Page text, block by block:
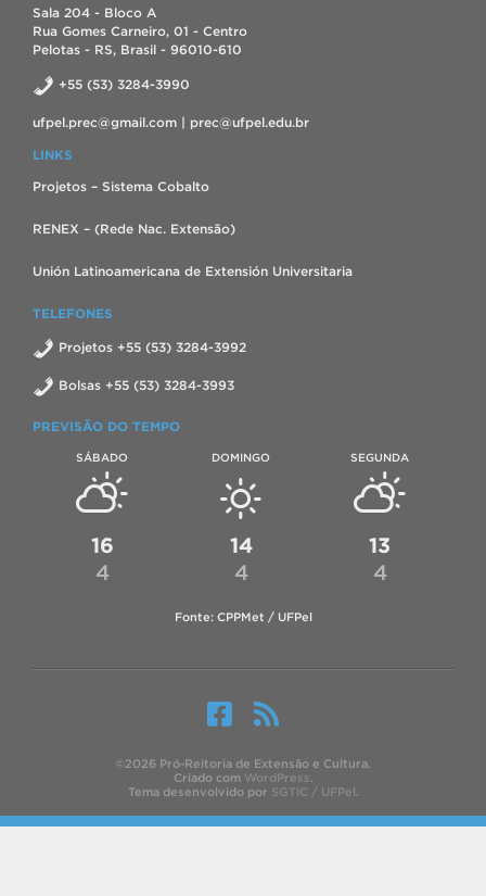
Sala 204 - Bloco A
Rua Gomes Carneiro, 01 - Centro
Pelotas - RS, Brasil - 96010-610
+55 (53) 3284-3990
ufpel.prec@gmail.com | prec@ufpel.edu.br
LINKS
Projetos – Sistema Cobalto
RENEX – (Rede Nac. Extensão)
Unión Latinoamericana de Extensión Universitaria
TELEFONES
Projetos +55 (53) 3284-3992
Bolsas +55 (53) 3284-3993
PREVISÃO DO TEMPO
SÁBADO
16
4
DOMINGO
14
4
SEGUNDA
13
4
Fonte: CPPMet / UFPel
©2026 Pró-Reitoria de Extensão e Cultura.
Criado com WordPress.
Tema desenvolvido por SGTIC / UFPel .